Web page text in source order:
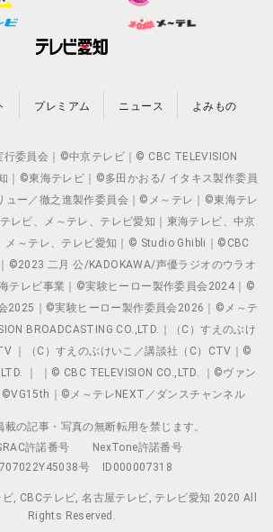
プレミアム ニュース よみもの
委員会｜©中京テレビ｜© CBC TELEVISION
｜©東海テレビ｜©多田かおる/ イタキス製作委員
ュー／徹之進製作委員会｜©メ～テレ｜©東海テレ
レビ、メ～テレ、テレビ愛知｜東海テレビ、中京
メ～テレ、テレビ愛知｜© Studio Ghibli｜©CBC
©2023 二月 公/KADOKAWA/声優ラジオのウラオ
テレビ事業｜©実験ヒーロー製作委員会2024｜©
2025｜©実験ヒーロー製作委員会2026｜©メ～テ
BROADCASTING CO.,LTD.｜（C）すえのぶけ
｜（C）すえのぶけいこ／講談社（C）CTV｜©
｜ ｜© CBC TELEVISION CO.,LTD. ｜©ヴァン
©VG15th｜©メ～テレNEXT／ダンスチャンネル
載の記事・写真の無断転用を禁じます。
許諾番号
NexTone許諾番号
号
ID000007318
, CBCテレビ, 名古屋テレビ, テレビ愛知 2020 All
Rights Reserved.